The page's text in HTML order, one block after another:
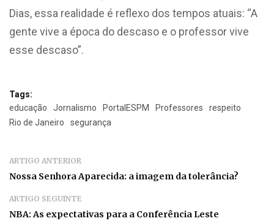
Dias, essa realidade é reflexo dos tempos atuais: “A
gente vive a época do descaso e o professor vive
esse descaso”.
Tags:
educação
Jornalismo PortalESPM Professores
respeito
Rio de Janeiro
segurança
ARTIGO ANTERIOR
Nossa Senhora Aparecida: a imagem da tolerância?
ARTIGO SEGUINTE
NBA: As expectativas para a Conferência Leste